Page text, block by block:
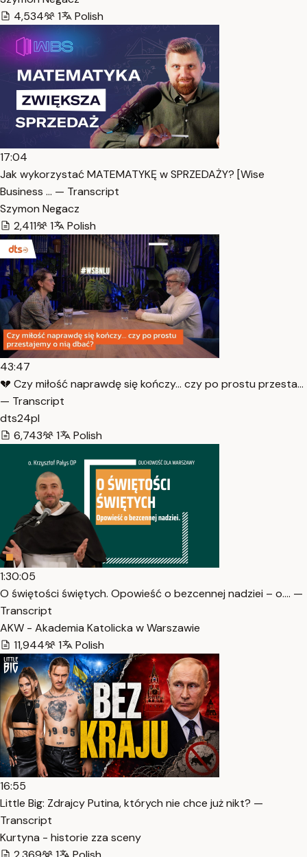
4,534
1 Polish
17:04
Jak wykorzystać MATEMATYKĘ w SPRZEDAŻY? [Wise
Business … — Transcript
Szymon Negacz
2,411
1 Polish
43:47
💔 Czy miłość naprawdę się kończy… czy po prostu przesta…
— Transcript
dts24pl
6,743
1 Polish
1:30:05
O świętości świętych. Opowieść o bezcennej nadziei – o.… —
Transcript
AKW - Akademia Katolicka w Warszawie
11,944
1 Polish
16:55
Little Big: Zdrajcy Putina, których nie chce już nikt? —
Transcript
Kurtyna - historie zza sceny